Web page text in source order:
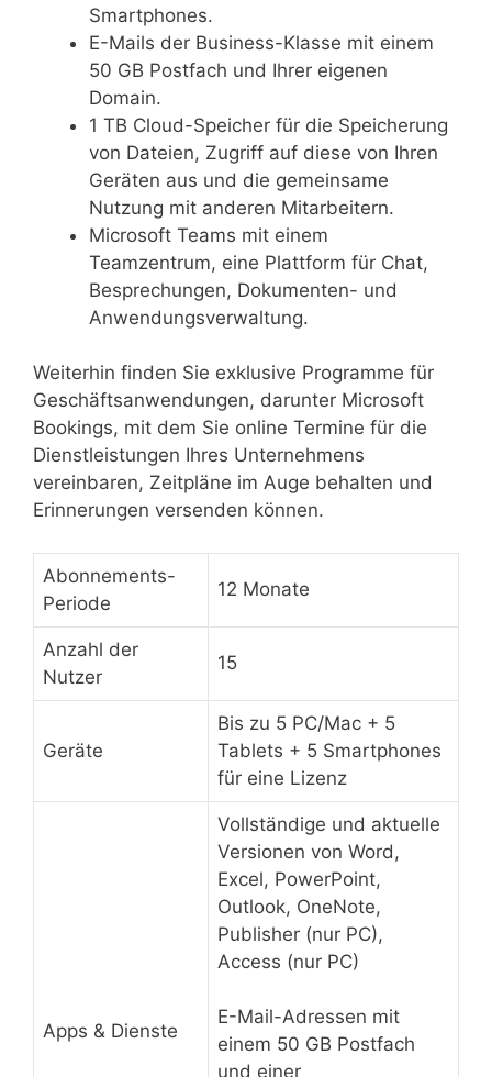
Smartphones.
E-Mails der Business-Klasse mit einem
50 GB Postfach und Ihrer eigenen
Domain.
1 TB Cloud-Speicher für die Speicherung
von Dateien, Zugriff auf diese von Ihren
Geräten aus und die gemeinsame
Nutzung mit anderen Mitarbeitern.
Microsoft Teams mit einem
Teamzentrum, eine Plattform für Chat,
Besprechungen, Dokumenten- und
Anwendungsverwaltung.
Weiterhin finden Sie exklusive Programme für
Geschäftsanwendungen, darunter Microsoft
Bookings, mit dem Sie online Termine für die
Dienstleistungen Ihres Unternehmens
vereinbaren, Zeitpläne im Auge behalten und
Erinnerungen versenden können.
Abonnements-
Periode
12 Monate
Anzahl der
Nutzer
15
Geräte
Bis zu 5 PC/Mac + 5
Tablets + 5 Smartphones
für eine Lizenz
Apps & Dienste
Vollständige und aktuelle
Versionen von Word,
Excel, PowerPoint,
Outlook, OneNote,
Publisher (nur PC),
Access (nur PC)
E-Mail-Adressen mit
einem 50 GB Postfach
und einer